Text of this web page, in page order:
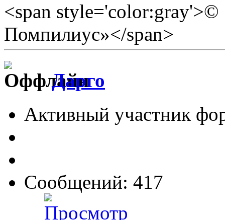
<span style='color:gray'>©
Помпилиус»</span>
Дарго
Активный участник
Сообщений: 417